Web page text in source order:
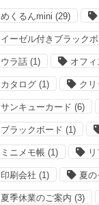
めくるんmini (29)
イーゼル付きブラック
ウラ話 (1) オフィ
カタログ (1) ク
サンキューカード (6)
ブラックボード (1)
ミニメモ帳 (1)
印刷会社 (1) 夏の
夏季休業のご案内 (3)